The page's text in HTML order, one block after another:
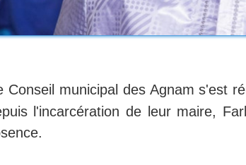
Conseil municipal des Agnam s'est
l'incarcération de leur maire,